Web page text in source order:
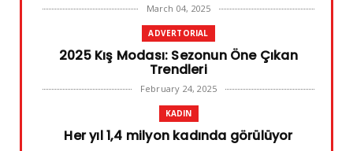
March 04, 2025
ADVERTORIAL
2025 Kış Modası: Sezonun Öne Çıkan
Trendleri
February 24, 2025
KADIN
Her yıl 1,4 milyon kadında görülüyor